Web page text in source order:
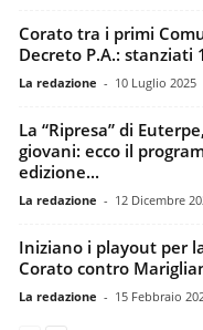
Corato tra i primi
Decreto P.A.: stanziati
La redazione - 10 Luglio 2025
La “Ripresa” di
giovani: ecco il
edizione...
La redazione - 12 Dicembre
Iniziano i playout per
Corato contro
La redazione - 15 Febbraio